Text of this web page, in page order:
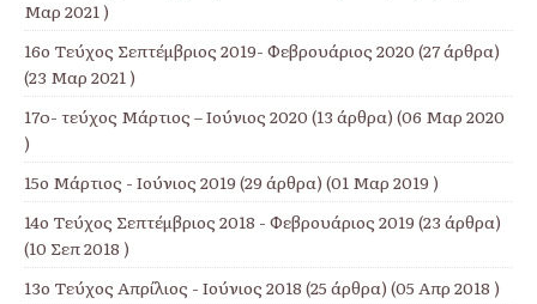
Μαρ 2021 )
16ο Τεύχος Σεπτέμβριος 2019- Φεβρουάριος 2020 (27 άρθρα)
(23 Μαρ 2021 )
17o- τεύχος Μάρτιος – Ιούνιος 2020 (13 άρθρα) (06 Μαρ 2020
)
15ο Μάρτιος - Ιούνιος 2019 (29 άρθρα) (01 Μαρ 2019 )
14ο Τεύχος Σεπτέμβριος 2018 - Φεβρουάριος 2019 (23 άρθρα)
(10 Σεπ 2018 )
13ο Τεύχος Απρίλιος - Ιούνιος 2018 (25 άρθρα) (05 Απρ 2018 )